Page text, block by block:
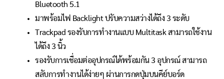
Bluetooth 5.1
มาพร้อมไฟ Backlight ปรับความสว่างได้ถึง 3 ระดับ
Trackpad รองรับการทำงานแบบ Multitask สามารถใช้งาน
ได้ถึง 3 นิ้ว
รองรับการเชื่อมต่ออุปกรณ์ได้พร้อมกัน 3 อุปกรณ์ สามารถ
สลับการทำงานได้ง่ายๆ ผ่านการกดปุ่มบนคีย์บอร์ด